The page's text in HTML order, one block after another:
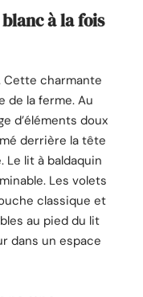
à la fois
Cette charmante
de la ferme. Au
d’éléments doux
derrière la tête
lit à baldaquin
Les volets
classique et
au pied du lit
dans un espace